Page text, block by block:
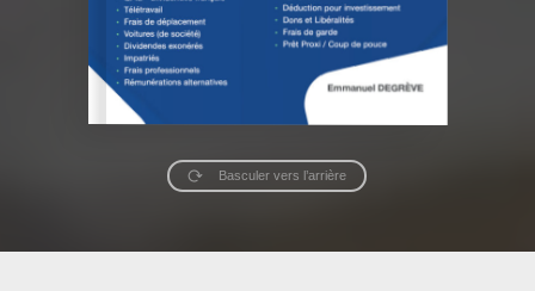
Basculer vers l’arrière